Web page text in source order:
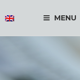
MENU